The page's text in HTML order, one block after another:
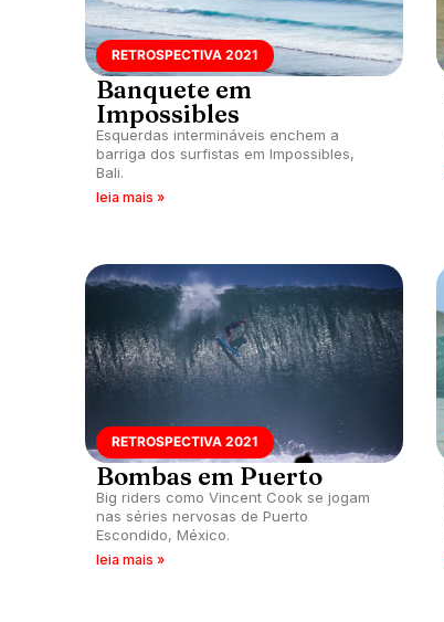
RETROSPECTIVA 2021
Banquete em
Impossibles
Esquerdas intermináveis enchem a
barriga dos surfistas em Impossibles,
Bali.
leia mais »
RETROSPECTIVA 2021
Bombas em Puerto
Big riders como Vincent Cook se jogam
nas séries nervosas de Puerto
Escondido, México.
leia mais »